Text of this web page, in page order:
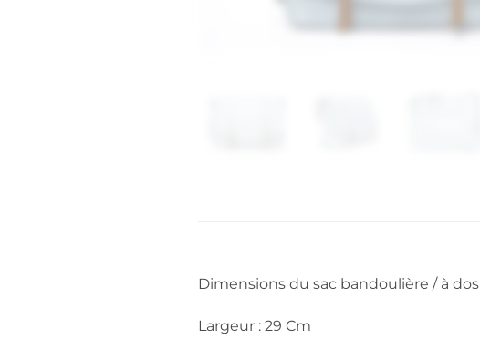
Dimensions du sac bandoulière / à dos
Largeur : 29 Cm